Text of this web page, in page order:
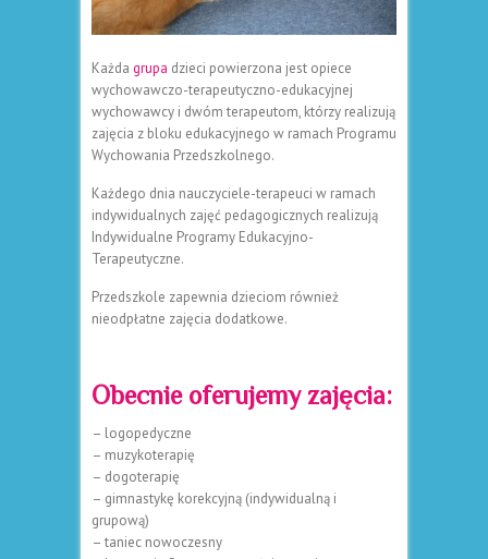
Każda grupa dzieci powierzona jest opiece
wychowawczo-terapeutyczno-edukacyjnej
wychowawcy i dwóm terapeutom, którzy realizują
zajęcia z bloku edukacyjnego w ramach Programu
Wychowania Przedszkolnego.
Każdego dnia nauczyciele-terapeuci w ramach
indywidualnych zajęć pedagogicznych realizują
Indywidualne Programy Edukacyjno-
Terapeutyczne.
Przedszkole zapewnia dzieciom również
nieodpłatne zajęcia dodatkowe.
Obecnie oferujemy zajęcia:
– logopedyczne
– muzykoterapię
– dogoterapię
– gimnastykę korekcyjną (indywidualną i
grupową)
– taniec nowoczesny